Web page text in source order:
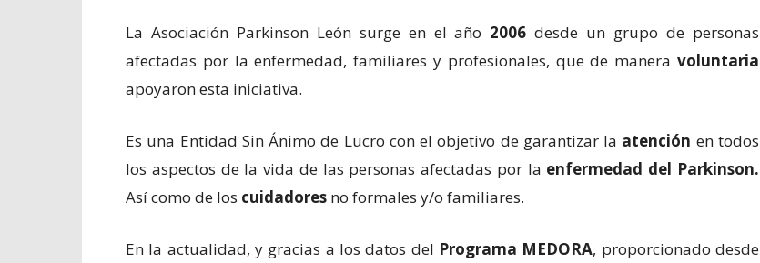
La Asociación Parkinson León surge en el año 2006 desde un grupo de personas
afectadas por la enfermedad, familiares y profesionales, que de manera voluntaria
apoyaron esta iniciativa.
Es una Entidad Sin Ánimo de Lucro con el objetivo de garantizar la atención en todos
los aspectos de la vida de las personas afectadas por la enfermedad del Parkinson.
Así como de los cuidadores no formales y/o familiares.
En la actualidad, y gracias a los datos del Programa MEDORA, proporcionado desde